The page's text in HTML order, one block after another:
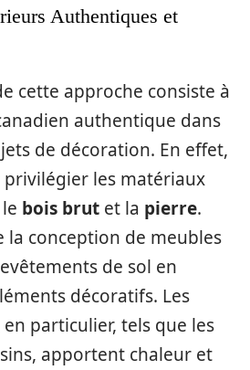
Authentiques et
cette approche consiste à
authentique dans
de décoration. En effet,
privilégier les matériaux
bois brut et la pierre.
la conception de meubles
de sol en
décoratifs. Les
en particulier, tels que les
apportent chaleur et